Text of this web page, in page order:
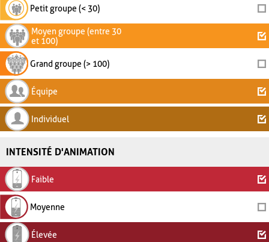
Petit groupe (< 30)
Moyen groupe (entre 30
et 100)
Grand groupe (> 100)
Équipe
Individuel
INTENSITÉ D'ANIMATION
Faible
Moyenne
Élevée